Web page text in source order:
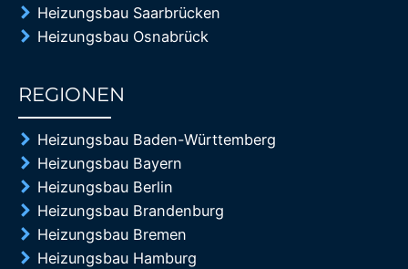
Heizungsbau Saarbrücken
Heizungsbau Osnabrück
REGIONEN
Heizungsbau Baden-Württemberg
Heizungsbau Bayern
Heizungsbau Berlin
Heizungsbau Brandenburg
Heizungsbau Bremen
Heizungsbau Hamburg